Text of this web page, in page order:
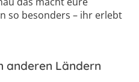
so besonders – ihr erlebt
anderen Ländern